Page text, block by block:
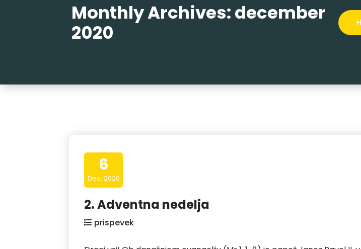
Monthly Archives: december
2020
6
Dec, 2020
2. Adventna nedelja
prispevek